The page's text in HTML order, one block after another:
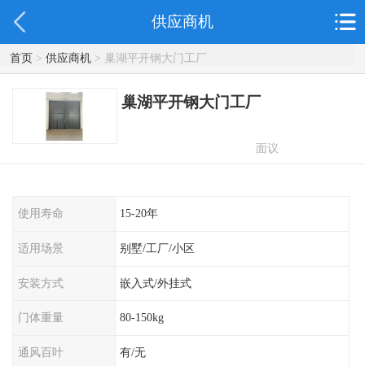
供应商机
首页> 供应商机> 巢湖平开钢大门工厂
巢湖平开钢大门工厂
面议
使用寿命 15-20年
适用场景 别墅/工厂/小区
安装方式 嵌入式/外挂式
门体重量 80-150kg
通风百叶 有/无